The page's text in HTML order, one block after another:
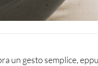
un gesto semplice,